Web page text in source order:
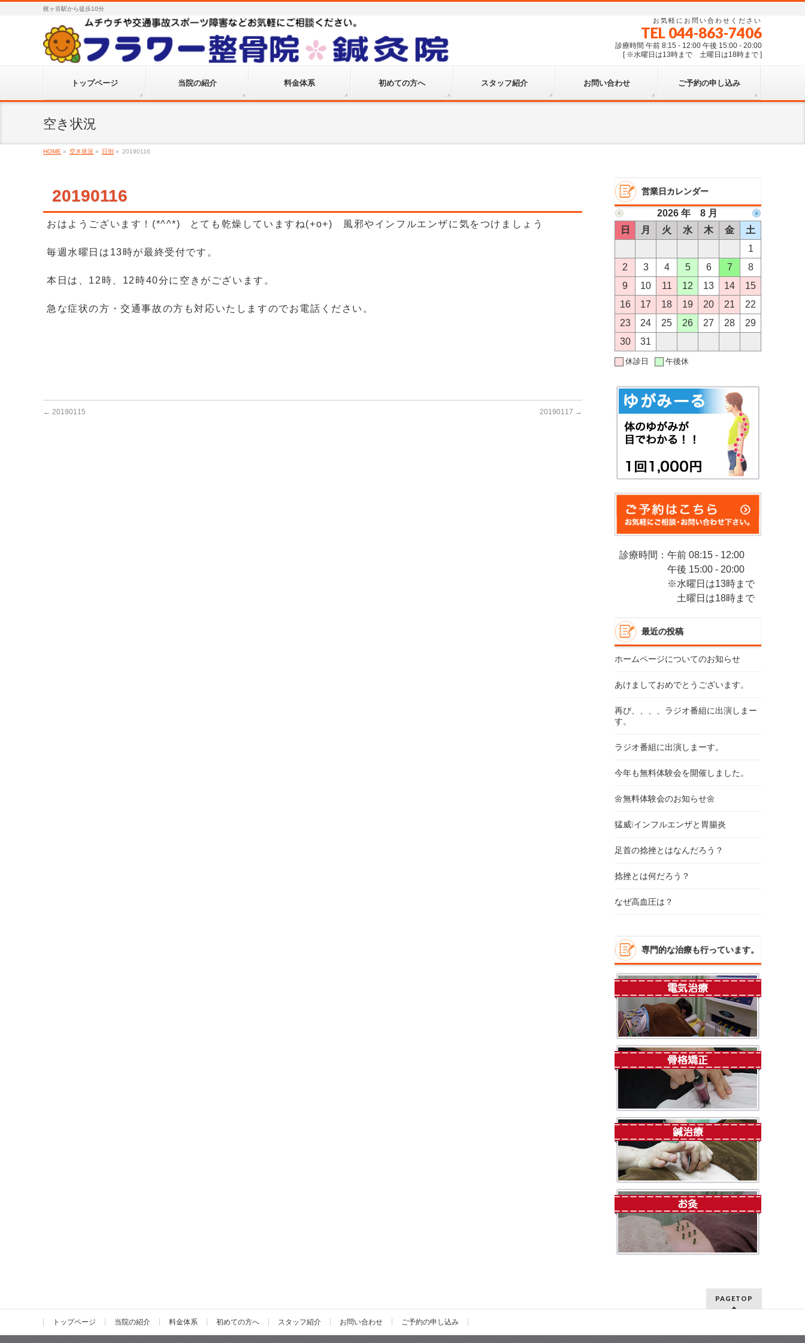
梶ヶ谷駅から徒歩10分
お気軽にお問い合わせください
TEL 044-863-7406
診療時間 午前 8:15 - 12:00 午後 15:00 - 20:00
[ ※水曜日は13時まで 土曜日は18時まで ]
トップページ 当院の紹介 料金体系 初めての方へ スタッフ紹介 お問い合わせ ご予約の申し込み
空き状況
HOME » 空き状況 » 日別 » 20190116
20190116
おはようございます！(*^^*) とても乾燥していますね(+o+) 風邪やインフルエンザに気をつけましょう
毎週水曜日は13時が最終受付です。
本日は、12時、12時40分に空きがございます。
急な症状の方・交通事故の方も対応いたしますのでお電話ください。
← 20190115 20190117 →
営業日カレンダー
2026 年 8 月
日
月 火 水 木 金
土
1
2
3 4 5 6 7
8
9
10 11 12 13 14
15
16
17 18 19 20 21
22
23
24 25 26 27 28
29
30
31
休診日 午後休
診療時間：午前 08:15 - 12:00
午後 15:00 - 20:00
※水曜日は13時まで
土曜日は18時まで
最近の投稿
ホームページについてのお知らせ
あけましておめでとうございます。
再び、、、、ラジオ番組に出演しまー
す。
ラジオ番組に出演しまーす。
今年も無料体験会を開催しました。
🌼無料体験会のお知らせ🌼
猛威❕インフルエンザと胃腸炎
足首の捻挫とはなんだろう？
捻挫とは何だろう？
なぜ高血圧は？
専門的な治療も行っています。
PAGETOP
トップページ 当院の紹介 料金体系 初めての方へ スタッフ紹介 お問い合わせ ご予約の申し込み